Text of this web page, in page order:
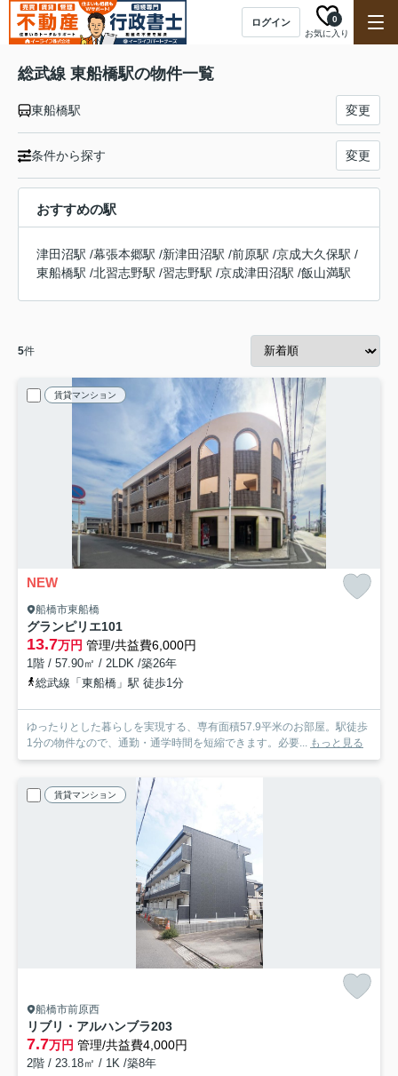
ログイン
お気に入り
0
総武線 東船橋駅の物件一覧
東船橋駅 変更
条件から探す 変更
おすすめの駅
津田沼駅 /幕張本郷駅 /新津田沼駅 /前原駅 /京成大久保駅 /
東船橋駅 /北習志野駅 /習志野駅 /京成津田沼駅 /飯山満駅
5件
賃貸マンション
NEW
船橋市東船橋
グランピリエ101
13.7万円 管理/共益費6,000円
1階 / 57.90㎡ / 2LDK /築26年
総武線「東船橋」駅 徒歩1分
ゆったりとした暮らしを実現する、専有面積57.9平米のお部屋。駅徒歩
1分の物件なので、通勤・通学時間を短縮できます。必要... もっと見る
賃貸マンション
船橋市前原西
リブリ・アルハンブラ203
7.7万円 管理/共益費4,000円
2階 / 23.18㎡ / 1K /築8年